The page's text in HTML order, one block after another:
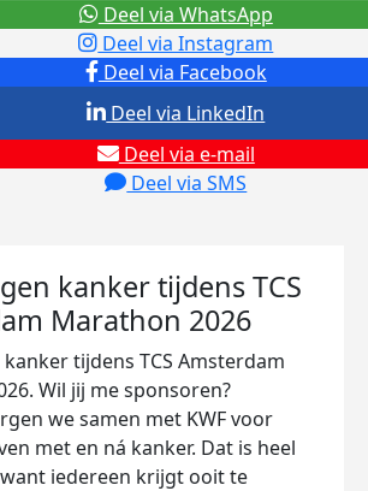
Deel via Facebook
Deel via Instagram
Deel via e-mail
Deel via SMS
Deel via LinkedIn
Deel via WhatsApp
kanker tijdens TCS
Marathon 2026
tijdens TCS Amsterdam
Wil jij me sponsoren?
we samen met KWF voor
met en ná kanker. Dat is heel
iedereen krijgt ooit te